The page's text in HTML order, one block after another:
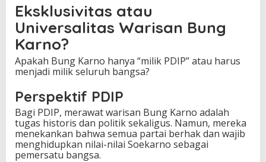
Eksklusivitas atau
Universalitas Warisan Bung
Karno?
Apakah Bung Karno hanya “milik PDIP” atau harus
menjadi milik seluruh bangsa?
Perspektif PDIP
Bagi PDIP, merawat warisan Bung Karno adalah
tugas historis dan politik sekaligus. Namun, mereka
menekankan bahwa semua partai berhak dan wajib
menghidupkan nilai-nilai Soekarno sebagai
pemersatu bangsa.